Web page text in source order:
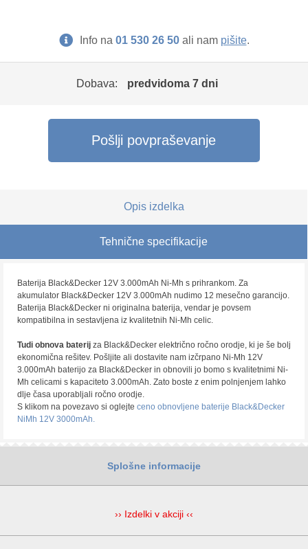
Info na 01 530 26 50ali nam pišite.
Dobava: predvidoma 7 dni
Pošlji povpraševanje
Opis izdelka
Tehnične specifikacije
Baterija Black&Decker 12V 3.000mAh Ni-Mh s prihrankom. Za
akumulator Black&Decker 12V 3.000mAh nudimo 12 mesečno garancijo.
Baterija Black&Decker ni originalna baterija, vendar je povsem
kompatibilna in sestavljena iz kvalitetnih Ni-Mh celic.
Tudi obnova baterij za Black&Decker električno ročno orodje, ki je še bolj
ekonomična rešitev. Pošljite ali dostavite nam izčrpano Ni-Mh 12V
3.000mAh baterijo za Black&Decker in obnovili jo bomo s kvalitetnimi Ni-
Mh celicami s kapaciteto 3.000mAh. Zato boste z enim polnjenjem lahko
dlje časa uporabljali ročno orodje.
S klikom na povezavo si oglejte ceno obnovljene baterije Black&Decker
NiMh 12V 3000mAh.
Splošne informacije
›› Izdelki v akciji ‹‹